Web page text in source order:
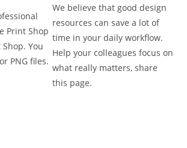
Print Shop
You
PNG files.
We believe that good design
resources can save a lot of
time in your daily workflow.
Help your colleagues focus on
what really matters, share
this page.